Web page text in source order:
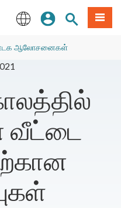
உள்நுழையவும்
தளத் தேடல்
ஊடக ஆலோசனைகள்
வீட்டை